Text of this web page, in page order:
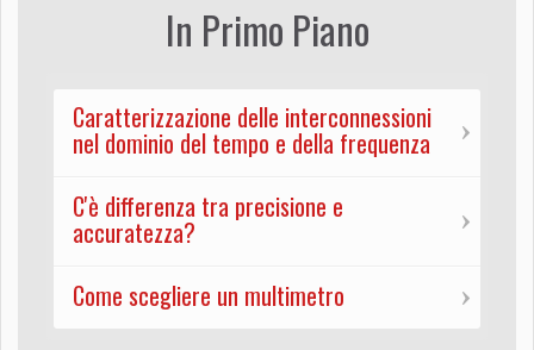
In Primo Piano
Caratterizzazione delle interconnessioni
nel dominio del tempo e della frequenza
C'è differenza tra precisione e
accuratezza?
Come scegliere un multimetro